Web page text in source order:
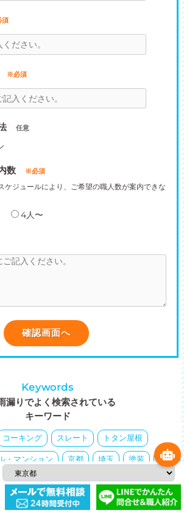
※必須
任意
数 ※必須
ケジュールにより、ご希望の職人数が案内できな
4人〜
漏りでよく検索されている
キーワード
Keywords
コーキング スレート トタン屋根
・マンション 京都 埼玉 塗装 外壁
失敗 屋根 屋根材 屋根葺き替え
詐欺 愛知 東京 横浜市